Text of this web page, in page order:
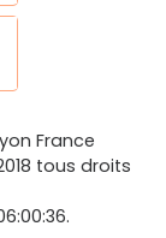
France
tous droits